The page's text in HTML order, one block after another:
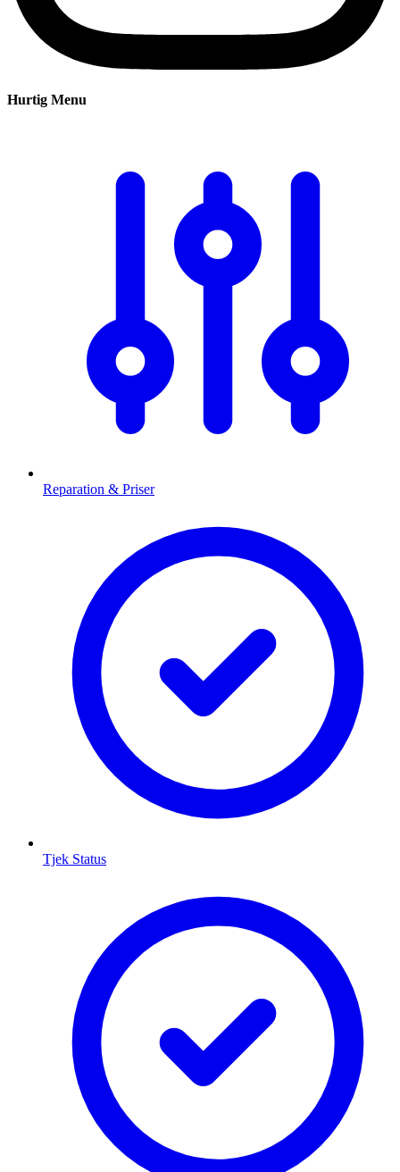
Hurtig Menu
Reparation & Priser
Tjek Status